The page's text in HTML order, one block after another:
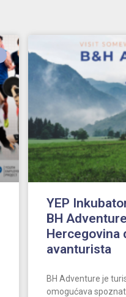
YEP
BH
Hercegovina
avanturista
BH Adventure je
omogućava